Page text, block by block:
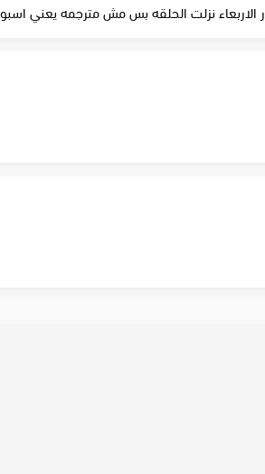
الاربعاء نزلت الحلقه بس مش مترجمه يعني